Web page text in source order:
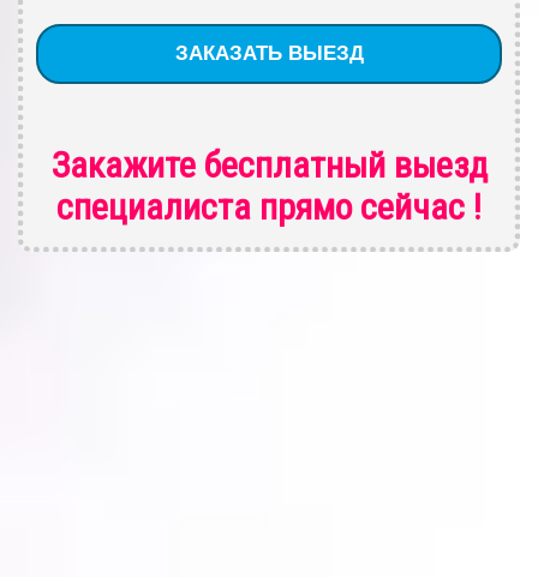
Закажите бесплатный выезд
специалиста прямо сейчас !